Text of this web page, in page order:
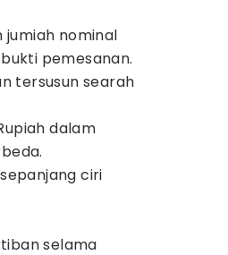
jumiah nominal
pemesanan.
tersusun searah
dalam
ciri
selama